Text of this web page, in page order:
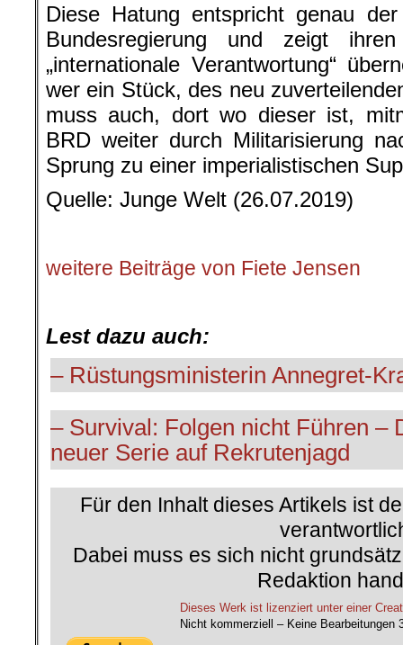
Diese Hatung entspricht genau der
Bundesregierung und zeigt
„internationale Verantwortung“
wer ein Stück, des neu
muss auch, dort wo dieser ist,
BRD weiter durch Militarisierung
Sprung zu einer imperialistischen
Quelle: Junge Welt (26.07.2019)
weitere Beiträge von Fiete Jensen
Lest dazu auch:
– Rüstungsministerin Annegret-
– Survival: Folgen nicht Führen –
neuer Serie auf Rekrutenjagd
Für den Inhalt dieses Artikels ist
Dabei muss es sich nicht
Redaktion
Dieses Werk ist lizenziert unter einer
Nicht kommerziell – Keine Bearbeitungen